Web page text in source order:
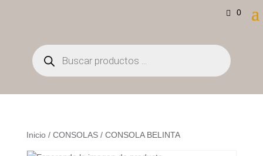
0
Búsqueda
de
productos
Inicio/ CONSOLAS/ CONSOLA BELINTA